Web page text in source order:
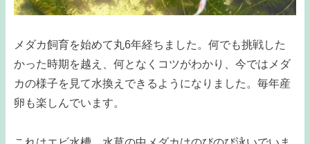
メダカ飼育を始めて丸6年経ちました。何でも挑戦した
かった時期を越え、何となくコツがわかり、今ではメダ
カの様子を見て水換えできるようになりました。毎年産
卵も楽しんでいます。